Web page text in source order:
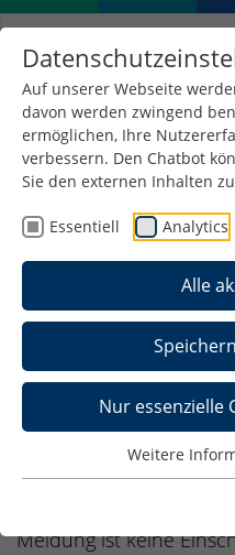
Auf unserer Webseite
davon werden zwingend
ermöglichen, Ihre
verbessern. Den Chatbot
Sie den externen Inhalten
Essentiell Analytics
Alle
Nur essenzielle
Weitere
Meldepflicht bezüglich
Meldepflicht wird ab
entsprochen.
Spätestens zum
benötigen wir von Ihrer
elektronische Meldung
Versicherungsstatus.
Krankenversicherung,
elektronisch an uns
Meldung ist keine